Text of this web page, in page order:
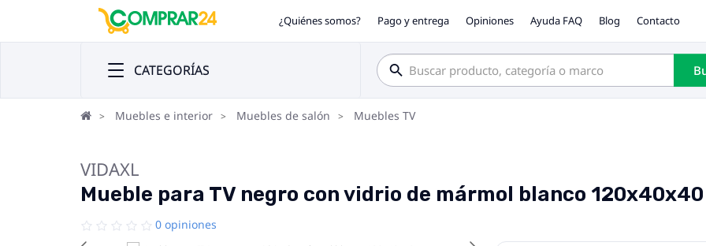
¿Quiénes somos? Pago y entrega Opiniones Ayuda FAQ Blog Contacto
CATEGORÍAS
Muebles e interior Muebles de salón Muebles TV
VIDAXL
Mueble para TV negro con vidrio de mármol blanco
0 opiniones